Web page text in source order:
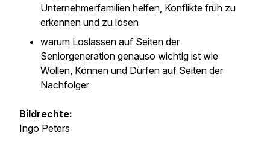
Unternehmerfamilien helfen, Konflikte früh zu
erkennen und zu lösen
warum Loslassen auf Seiten der
Seniorgeneration genauso wichtig ist wie
Wollen, Können und Dürfen auf Seiten der
Nachfolger
Bildrechte:
Ingo Peters